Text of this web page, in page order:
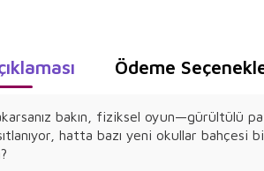
Ödeme
bakın, fiziksel oyun—gürültülü
hatta bazı yeni okullar bahçesi